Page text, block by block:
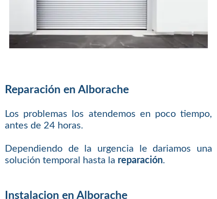
Reparación en Alborache
Los problemas los atendemos en poco tiempo,
antes de 24 horas.
Dependiendo de la urgencia le dariamos una
solución temporal hasta la reparación.
Instalacion en Alborache